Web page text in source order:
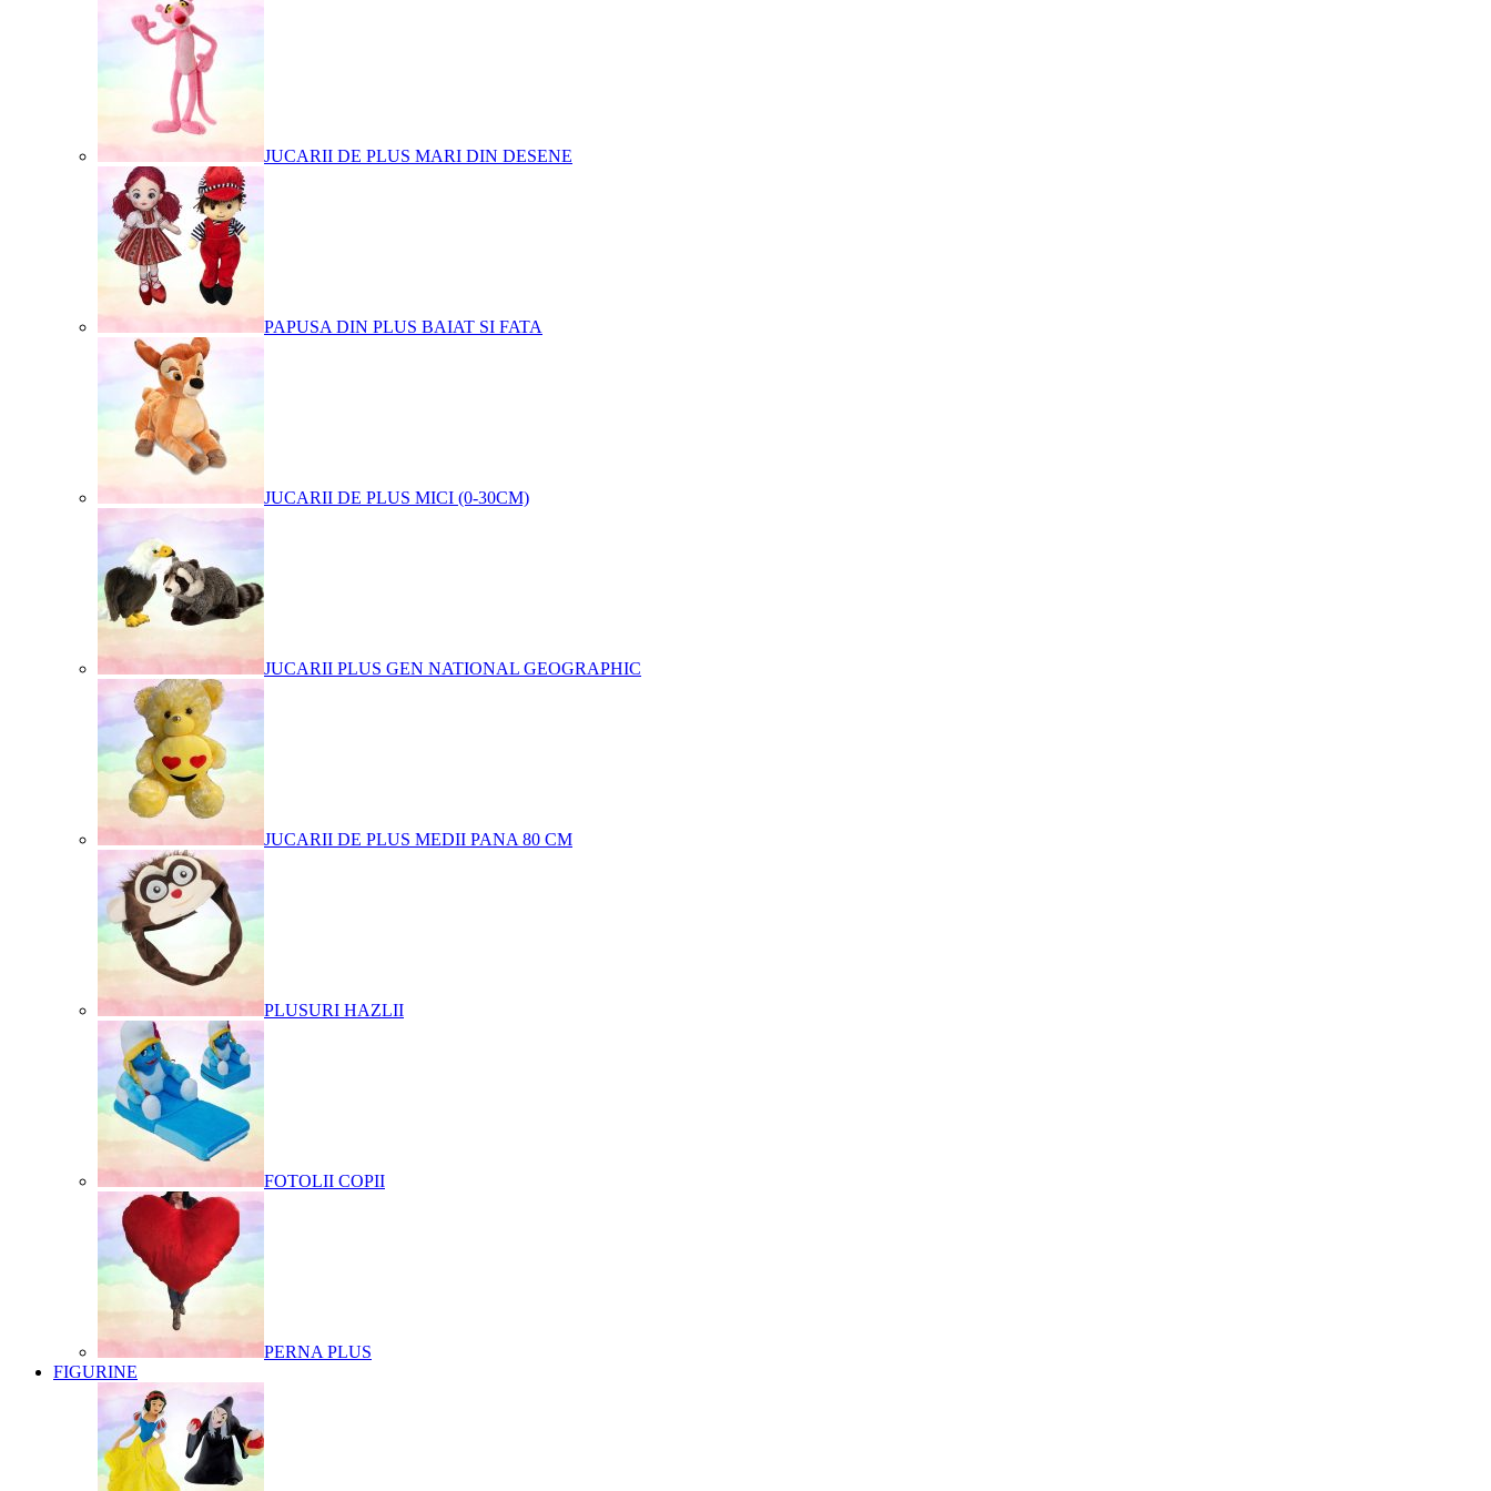
JUCARII DE PLUS MARI DIN DESENE
PAPUSA DIN PLUS BAIAT SI FATA
JUCARII DE PLUS MICI (0-30CM)
JUCARII PLUS GEN NATIONAL GEOGRAPHIC
JUCARII DE PLUS MEDII PANA 80 CM
PLUSURI HAZLII
FOTOLII COPII
PERNA PLUS
FIGURINE